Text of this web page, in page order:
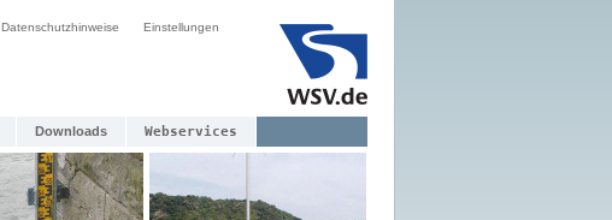
Datenschutzhinweise Einstellungen
Downloads Webservices